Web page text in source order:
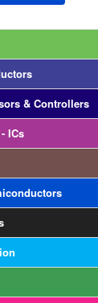
& Controllers
ICs